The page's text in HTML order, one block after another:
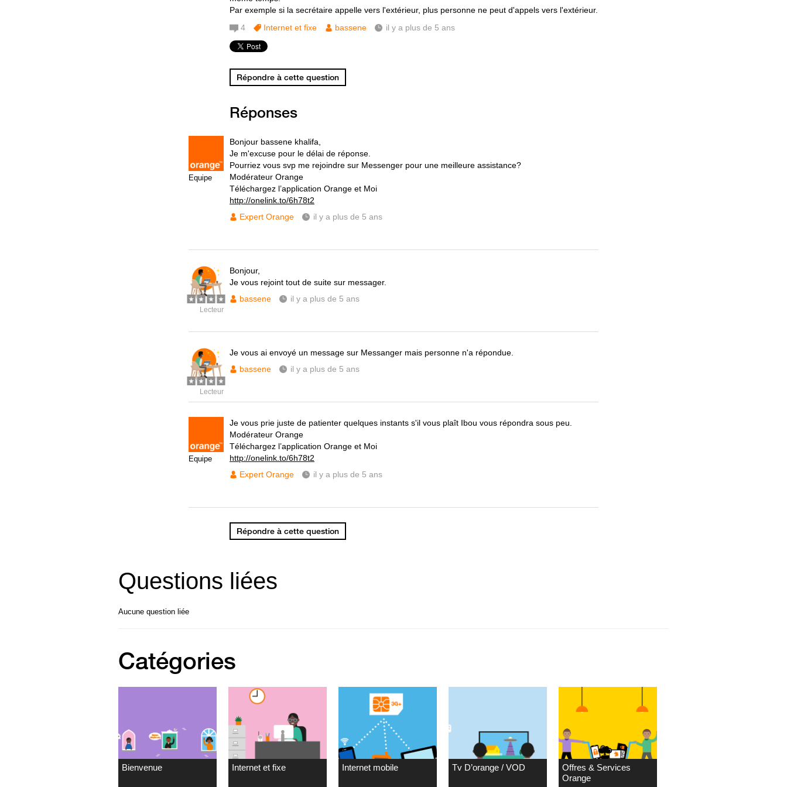
Par exemple si la secrétaire appelle vers l'extérieur, plus personne ne peut d'appels vers l'extérieur.
4
Internet et fixe bassene il y a plus de 5 ans
Répondre à cette question
Réponses
Equipe
Bonjour bassene khalifa,
Je m'excuse pour le délai de réponse.
Pourriez vous svp me rejoindre sur Messenger pour une meilleure assistance?
Modérateur Orange
Téléchargez l’application Orange et Moi
http://onelink.to/6h78t2
Expert Orange
il y a plus de 5 ans
Lecteur
Bonjour,
Je vous rejoint tout de suite sur messager.
bassene
il y a plus de 5 ans
Lecteur
Je vous ai envoyé un message sur Messanger mais personne n'a répondue.
bassene
il y a plus de 5 ans
Equipe
Je vous prie juste de patienter quelques instants s'il vous plaît Ibou vous répondra sous peu.
Modérateur Orange
Téléchargez l’application Orange et Moi
http://onelink.to/6h78t2
Expert Orange
il y a plus de 5 ans
Répondre à cette question
Questions liées
Aucune question liée
Catégories
Bienvenue Internet et fixe Internet mobile Tv D’orange / VOD
Offres & Services
Orange